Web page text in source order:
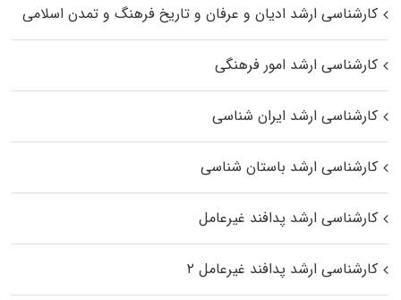
کارشناسی ارشد ادیان و عرفان و تاریخ فرهنگ و تمدن اسلامی
کارشناسی ارشد امور فرهنگی
کارشناسی ارشد ایران شناسی
کارشناسی ارشد باستان شناسی
کارشناسی ارشد پدافند غیرعامل
کارشناسی ارشد پدافند غیرعامل ۲